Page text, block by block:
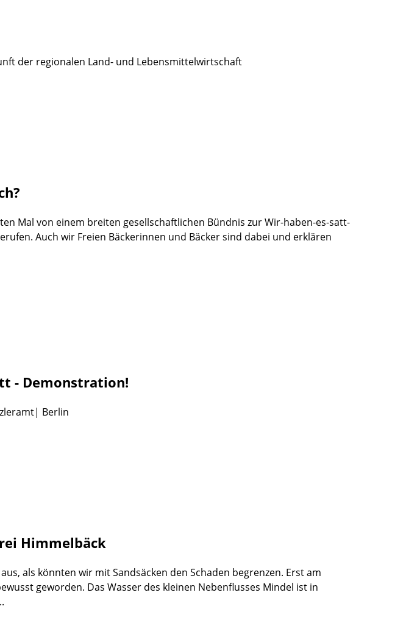
der regionalen Land- und Lebensmittelwirtschaft
Mal von einem breiten gesellschaftlichen Bündnis zur Wir-haben-es-satt-
Auch wir Freien Bäckerinnen und Bäcker sind dabei und erklären
- Demonstration!
Berlin
Himmelbäck
als könnten wir mit Sandsäcken den Schaden begrenzen. Erst am
geworden. Das Wasser des kleinen Nebenflusses Mindel ist in